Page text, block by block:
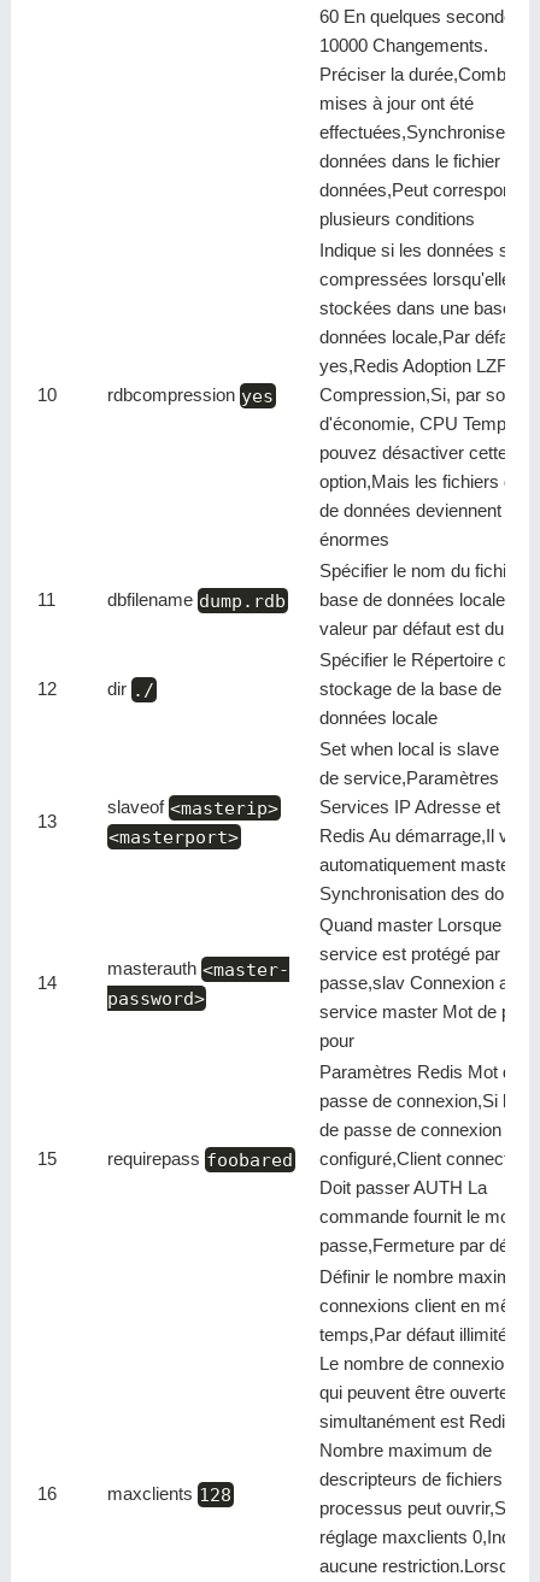
60 En quelques secondes.
10000 Changements.
Préciser la durée,Combien
mises à jour ont été
effectuées,Synchroniser les
données dans le fichier de
données,Peut
plusieurs conditions
10 rdbcompression yes
Indique si les données sont
compressées lorsqu'elles
stockées dans une base de
données locale,Par défaut
yes,Redis Adoption LZF
Compression,Si, par souci
d'économie, CPU
pouvez désactiver cette
option,Mais les fichiers de
de données deviennent
énormes
11 dbfilename dump.rdb
Spécifier le nom du fichier
base de données locale,La
valeur par défaut est
12 dir ./
Spécifier le Répertoire de
stockage de la base de
données locale
13
slaveof <masterip>
<masterport>
Set when local is slave
de service,Paramètres
Services IP Adresse et
Redis Au démarrage,Il va
automatiquement master
Synchronisation des
14
masterauth <master-
password>
Quand master Lorsque le
service est protégé par mot
passe,slav Connexion au
service master Mot de
pour
15 requirepass foobared
Paramètres Redis Mot de
passe de connexion,Si le
de passe de connexion est
configuré,Client connecté
Doit passer AUTH La
commande fournit le mot de
passe,Fermeture par défaut
16 maxclients 128
Définir le nombre
connexions client en même
temps,Par défaut
Le nombre de connexions
qui peuvent être ouvertes
simultanément est Redis
Nombre maximum de
descripteurs de fichiers que
processus peut ouvrir,Si le
réglage maxclients
aucune restriction.Lorsque